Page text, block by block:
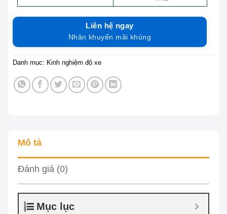
Liên hệ ngay
Nhận khuyến mãi khủng
Danh mục: Kinh nghiệm độ xe
Mô tả
Đánh giá (0)
Mục lục